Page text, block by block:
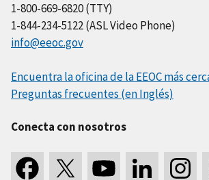
1-800-669-6820 (TTY)
1-844-234-5122 (ASL Video Phone)
info@eeoc.gov
Encuentra la oficina de la EEOC más
Preguntas frecuentes (en Inglés)
Conecta con nosotros